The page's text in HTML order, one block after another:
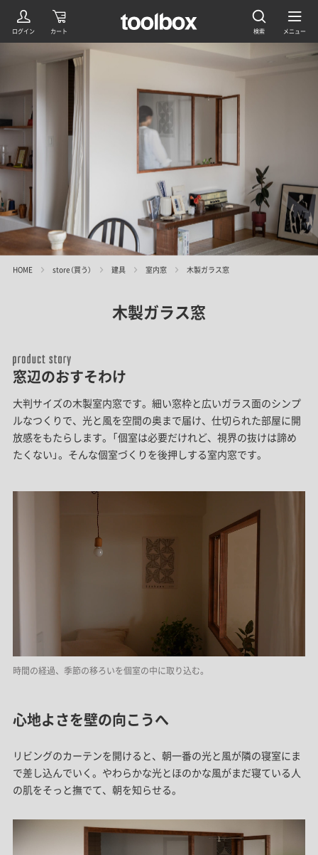
HOME store（買う） 建具 室内窓 木製ガラス窓
木製ガラス窓
窓辺のおすそわけ
大判サイズの木製室内窓です。細い窓枠と広いガラス面のシンプ
ルなつくりで、光と風を空間の奥まで届け、仕切られた部屋に開
放感をもたらします。「個室は必要だけれど、視界の抜けは諦め
たくない」。そんな個室づくりを後押しする室内窓です。
時間の経過、季節の移ろいを個室の中に取り込む。
心地よさを壁の向こうへ
リビングのカーテンを開けると、朝一番の光と風が隣の寝室にま
で差し込んでいく。やわらかな光とほのかな風がまだ寝ている人
の肌をそっと撫でて、朝を知らせる。